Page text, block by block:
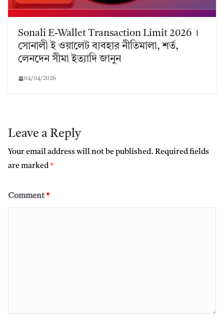
Sonali E-Wallet Transaction Limit 2026 ।
সোনালী ই ওয়ালেট ব্যবহার নীতিমালা, শর্ত,
লেনদেন সীমা ইত্যাদি জানুন
04/04/2026
Leave a Reply
Your email address will not be published. Required fields
are marked*
Comment*